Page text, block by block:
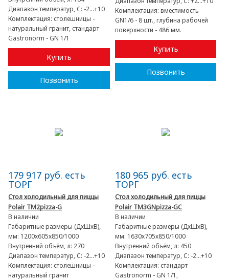
Диапазон температур, C: -2...+10
Комплектация: столешницы -
натуральный гранит, стандарт
Gastronorm - GN 1/1
Купить
Позвонить
Комплектация: вместимость
GN1/6 - 8 шт., глубина рабочей
поверхности - 486 мм.
Купить
Позвонить
179 917 руб. есть
ТОРГ
Стол холодильный для пиццы
Polair TM2pizza-G
В наличии
Габаритные размеры (ДхШхВ),
мм: 1200х605х850/1000
Внутренний объём, л: 270
Диапазон температур, C: -2...+10
Комплектация: столешницы -
натуральный гранит
180 965 руб. есть
ТОРГ
Стол холодильный для пиццы
Polair TM3GNpizza-GC
В наличии
Габаритные размеры (ДхШхВ),
мм: 1630х705х850/1000
Внутренний объём, л: 450
Диапазон температур, C: -2...+10
Комплектация: стандарт
Gastronorm - GN 1/1,